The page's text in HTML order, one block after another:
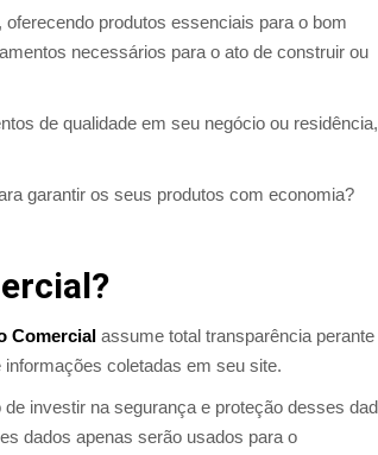
produtos essenciais para o bom
necessários para o ato de construir ou
de qualidade em seu negócio ou
garantir os seus produtos com economia?
Comercial assume total transparência
coletadas em seu site.
investir na segurança e proteção desses
dados apenas serão usados para o